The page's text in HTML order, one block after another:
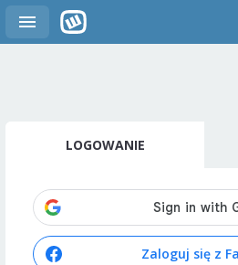
LOGOWANIE
Zaloguj się z